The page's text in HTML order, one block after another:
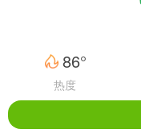
86°
热度